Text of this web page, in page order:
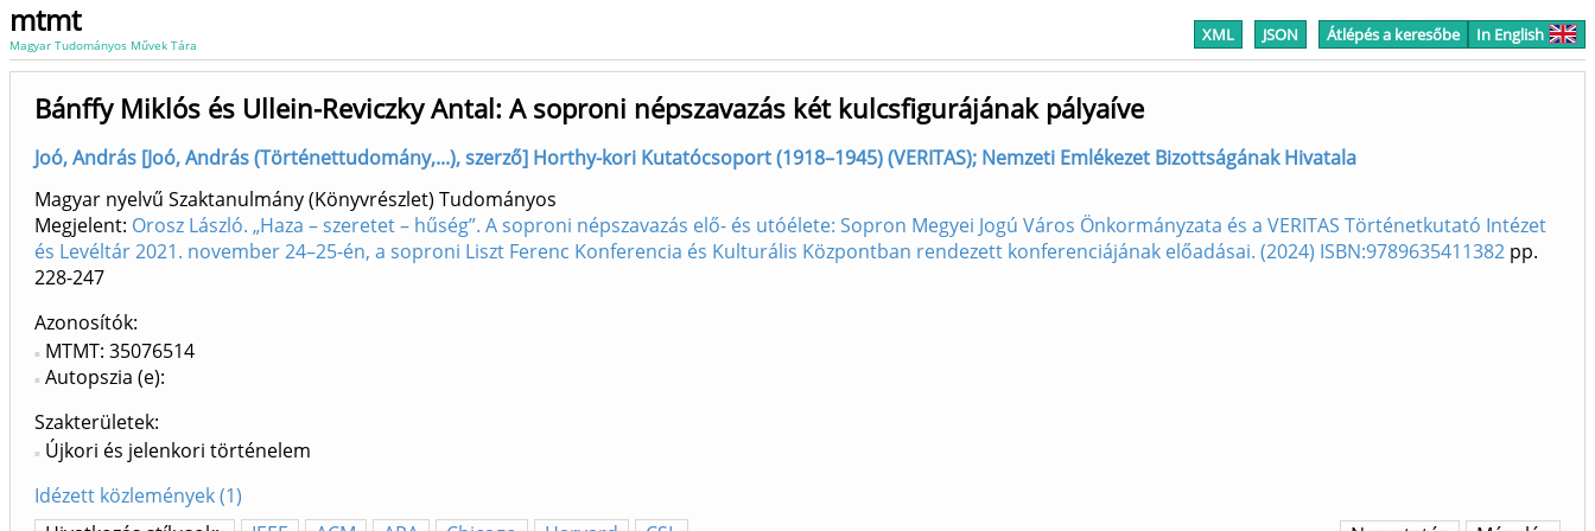
mtmt
Magyar Tudományos Művek Tára XML JSON Átlépés a keresőbe In English
Bánffy Miklós és Ullein-Reviczky Antal: A soproni népszavazás két kulcsfigurájának pályaíve
Joó, András [Joó, András (Történettudomány,...), szerző] Horthy-kori Kutatócsoport (1918–1945) (VERITAS); Nemzeti Emlékezet Bizottságának Hivatala
Magyar nyelvű Szaktanulmány (Könyvrészlet) Tudományos
Megjelent: Orosz László. „Haza – szeretet – hűség”. A soproni népszavazás elő- és utóélete: Sopron Megyei Jogú Város Önkormányzata és a VERITAS Történetkutató Intézet
és Levéltár 2021. november 24–25-én, a soproni Liszt Ferenc Konferencia és Kulturális Központban rendezett konferenciájának előadásai. (2024) ISBN:9789635411382 pp.
228-247
Azonosítók
MTMT: 35076514
Autopszia (e):
Szakterületek:
Újkori és jelenkori történelem
Idézett közlemények (1)